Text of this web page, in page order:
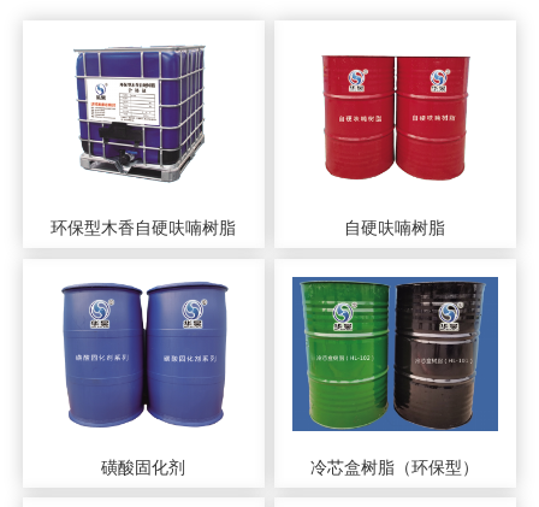
环保型木香自硬呋喃树脂 自硬呋喃树脂
磺酸固化剂 冷芯盒树脂（环保型）